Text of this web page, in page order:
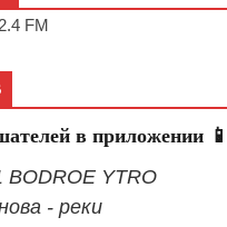
FM
в приложении 📱
BODROE YTRO
- реки